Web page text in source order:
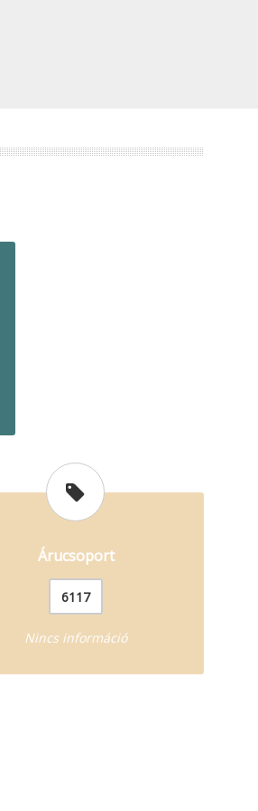
Árucsoport
6117
Nincs információ